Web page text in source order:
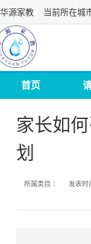
华源家教 当前所在城
首页
家长如
划
所属类目 ： 发表时